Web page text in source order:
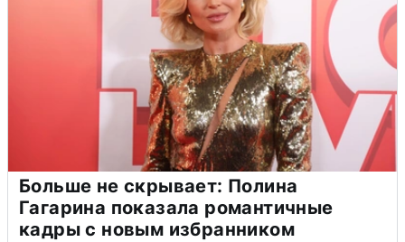
Больше не скрывает: Полина
Гагарина показала романтичные
кадры с новым избранником